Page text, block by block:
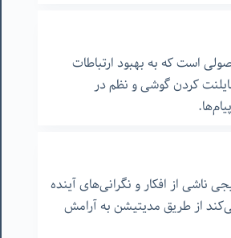
است که به بهبود ارتباطات
کردن گوشی و نظم در
ناشی از افکار و نگرانی‌های آینده
از طریق مدیتیشن به آرامش